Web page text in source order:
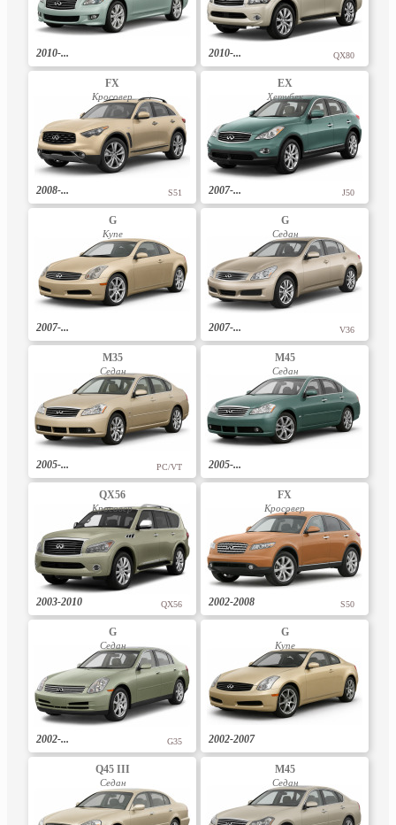
2010-... 2010-... QX80
FX
Кросовер
2008-... S51
EX
Хетчбек
2007-... J50
G
Купе
2007-...
G
Седан
2007-... V36
M35
Седан
2005-... PC/VT
M45
Седан
2005-...
QX56
Кросовер
2003-2010 QX56
FX
Кросовер
2002-2008 S50
G
Седан
2002-... G35
G
Купе
2002-2007
Q45 III
Седан
M45
Седан